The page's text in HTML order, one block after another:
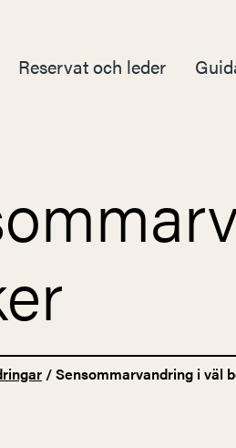
Reservat och leder
/Sensommarvandring i väl